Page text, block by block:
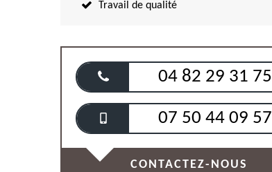
Travail de qualité
04 82 29 31 75
07 50 44 09 57
CONTACTEZ-NOUS